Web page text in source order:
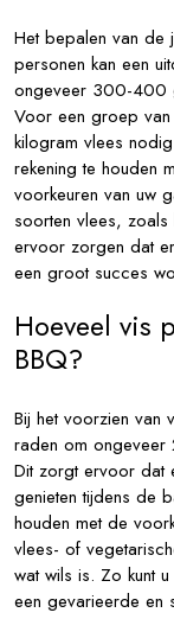
Het bepalen van de
personen kan een
ongeveer 300-400
Voor een groep
kilogram vlees
rekening te houden
voorkeuren van uw
soorten vlees, zoals
ervoor zorgen dat
een groot succes
Hoeveel vis
BBQ?
Bij het voorzien van
raden om
Dit zorgt ervoor dat
genieten tijdens de
houden met de
vlees- of
wat wils is. Zo kunt
een gevarieerde en